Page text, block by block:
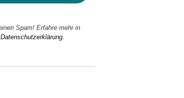
Spam! Erfahre mehr in
Datenschutzerklärung.